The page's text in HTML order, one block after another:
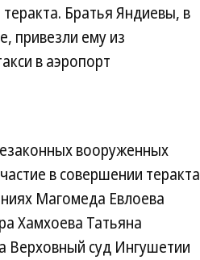
Братья Яндиевы, в
привезли ему из
в аэропорт
вооруженных
в совершении теракта
Магомеда Евлоева
Хамхоева Татьяна
Верховный суд Ингушетии